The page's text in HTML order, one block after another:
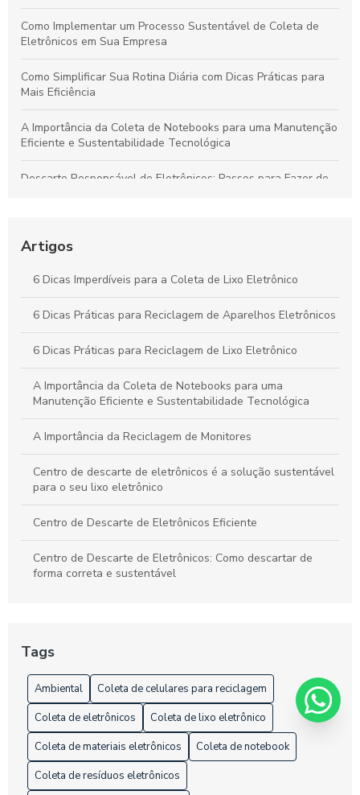
Como Implementar um Processo Sustentável de Coleta de
Eletrônicos em Sua Empresa
Como Simplificar Sua Rotina Diária com Dicas Práticas para
Mais Eficiência
A Importância da Coleta de Notebooks para uma Manutenção
Eficiente e Sustentabilidade Tecnológica
Descarte Responsável de Eletrônicos: Passos para Fazer de
Sustentável
Guia Completo: Coleta de Lixo Eletrônico Sustentável
Reciclagem de Eletrônicos: Essencial para um Futuro
Sustentável
Artigos
6 Dicas Imperdíveis para a Coleta de Lixo Eletrônico
6 Dicas Práticas para Reciclagem de Aparelhos Eletrônicos
6 Dicas Práticas para Reciclagem de Lixo Eletrônico
A Importância da Coleta de Notebooks para uma
Manutenção Eficiente e Sustentabilidade Tecnológica
A Importância da Reciclagem de Monitores
Centro de descarte de eletrônicos é a solução sustentável
para o seu lixo eletrônico
Centro de Descarte de Eletrônicos Eficiente
Centro de Descarte de Eletrônicos: Como descartar de
forma correta e sustentável
Centro de Descarte de Eletrônicos: Como e Onde Descartar
Centro de Descarte de Eletrônicos: Como e Onde Descartar
Seus Equipamentos de Forma Sustentável
Centro de Descarte de Eletrônicos: Como Funciona
Coleta de Celulares para Reciclagem e Seus Benefícios
Tags
Ambiental
Coleta de celulares para reciclagem
Coleta de eletrônicos
Coleta de lixo eletrônico
Coleta de materiais eletrônicos
Coleta de notebook
Coleta de resíduos eletrônicos